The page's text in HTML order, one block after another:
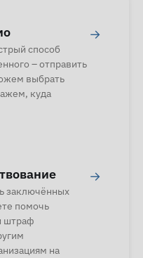
способ
– отправить
выбрать
куда
→
заключённых
помочь
штраф
на
→